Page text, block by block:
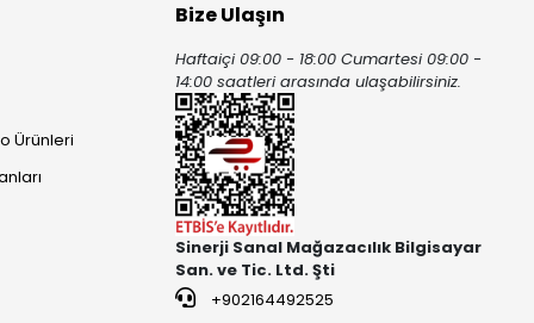
Ürünleri
Bize Ulaşın
Haftaiçi 09:00 - 18:00 Cumartesi 09:00 -
14:00 saatleri arasında ulaşabilirsiniz.
Sinerji Sanal Mağazacılık Bilgisayar
San. ve Tic. Ltd. Şti
+902164492525